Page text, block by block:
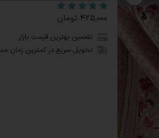
۴۲۵,۰۰۰ تومان
تضمین بهترین قیمت بازار
تحویل سریع در کمترین زمان